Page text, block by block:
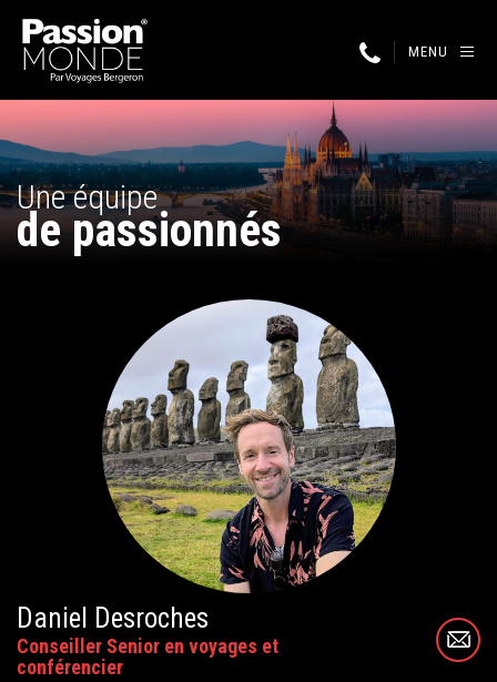
MENU
Une équipe
de passionnés
Daniel Desroches
Conseiller Senior en voyages et
conférencier